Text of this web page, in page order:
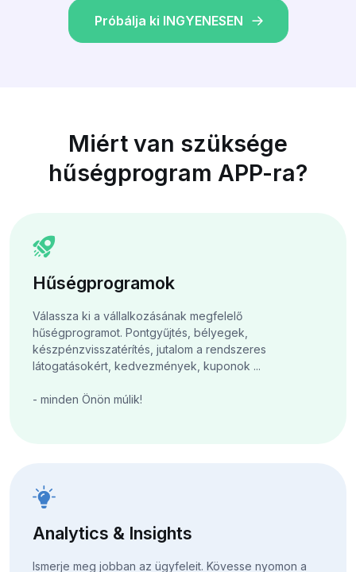
Próbálja ki INGYENESEN
Miért van szüksége
hűségprogram APP-ra?
Hűségprogramok
Válassza ki a vállalkozásának megfelelő
hűségprogramot. Pontgyűjtés, bélyegek,
készpénzvisszatérítés, jutalom a rendszeres
látogatásokért, kedvezmények, kuponok ...
- minden Önön múlik!
Analytics & Insights
Ismerje meg jobban az ügyfeleit. Kövesse nyomon a